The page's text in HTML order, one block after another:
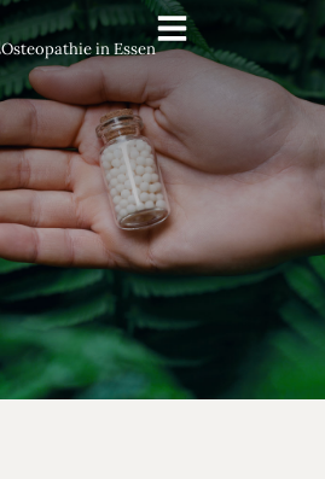
Osteopathie in Essen